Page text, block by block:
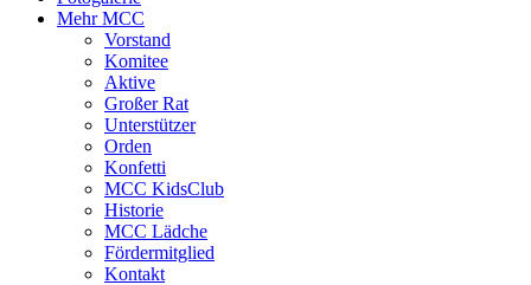
Mehr MCC
Vorstand
Komitee
Aktive
Großer Rat
Unterstützer
Orden
Konfetti
MCC KidsClub
Historie
MCC Lädche
Fördermitglied
Kontakt